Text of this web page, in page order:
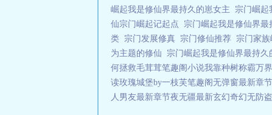
崛起我是修仙界最持久的崽女主 宗门崛起
仙宗门崛起记起点 宗门崛起我是修仙界最
类 宗门发展修真 宗门修仙推荐 宗门家
为主题的修仙 宗门崛起我是修仙界最持久
何拯救毛茸茸笔趣阁小说我靠种树称霸万
读玫瑰城堡by一枝芙笔趣阁无弹窗最新章节
人男友最新章节夜无疆最新玄幻奇幻无防